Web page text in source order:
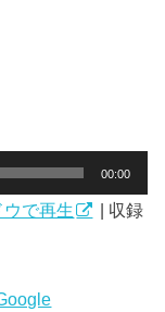
00:00
で再生 | 収録